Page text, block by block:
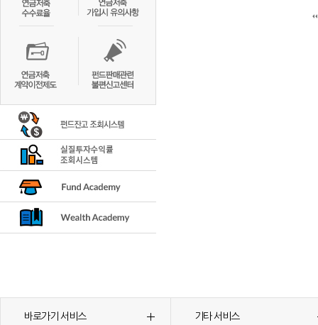
바로가기 서비스 기타 서비스